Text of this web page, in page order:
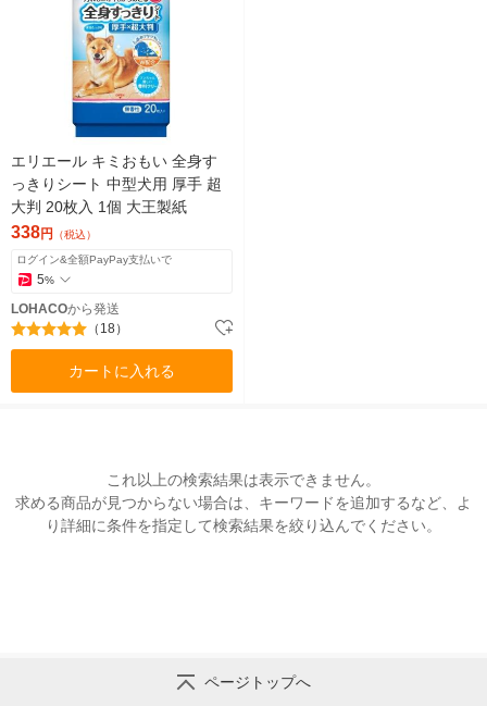
エリエール キミおもい 全身す
っきりシート 中型犬用 厚手 超
大判 20枚入 1個 大王製紙
338円 （税込）
ログイン&全額PayPay支払いで
5%
LOHACOから発送
（18）
カートに入れる
これ以上の検索結果は表示できません。
求める商品が見つからない場合は、キーワードを追加するなど、よ
り詳細に条件を指定して検索結果を絞り込んでください。
ページトップへ